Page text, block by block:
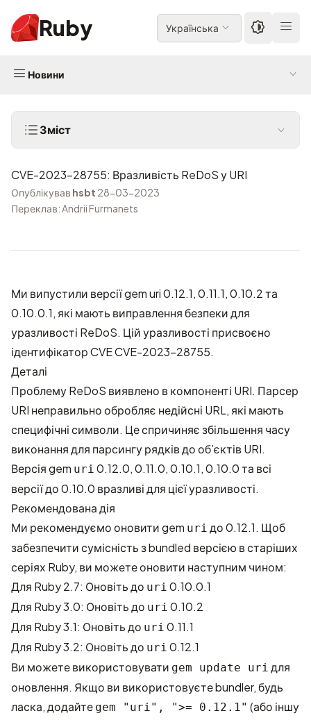
Ruby Українська
Новини
Зміст
CVE-2023-28755: Вразливість ReDoS у URI
Опублікував hsbt 28-03-2023
Переклав: Andrii Furmanets
Ми випустили версії gem uri 0.12.1, 0.11.1, 0.10.2 та
0.10.0.1, які мають виправлення безпеки для
уразливості ReDoS. Цій уразливості присвоєно
ідентифікатор CVECVE-2023-28755.
Деталі
Проблему ReDoS виявлено в компоненті URI. Парсер
URI неправильно обробляє недійсні URL, які мають
специфічні символи. Це спричиняє збільшення часу
виконання для парсингу рядків до об’єктів URI.
Версія gem uri 0.12.0, 0.11.0, 0.10.1, 0.10.0 та всі
версії до 0.10.0 вразливі для цієї уразливості.
Рекомендована дія
Ми рекомендуємо оновити gem uri до 0.12.1. Щоб
забезпечити сумісність з bundled версією в старіших
серіях Ruby, ви можете оновити наступним чином:
Для Ruby 2.7: Оновіть до uri 0.10.0.1
Для Ruby 3.0: Оновіть до uri 0.10.2
Для Ruby 3.1: Оновіть до uri 0.11.1
Для Ruby 3.2: Оновіть до uri 0.12.1
Ви можете використовувати gem update uri для
оновлення. Якщо ви використовуєте bundler, будь
ласка, додайте gem "uri", ">= 0.12.1" (або іншу